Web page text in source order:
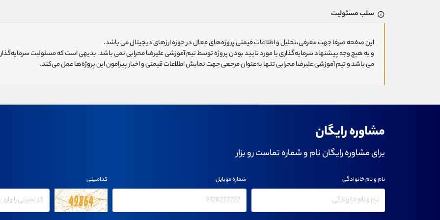
سلب مسئولیت
این صفحه صرفا جهت معرفی،تحلیل و اطلاعات قیمتی پروژه‌های فعال در حوزه ارزهای دیجیتال می باشد.
و به هیچ وجه پیشنهاد سرمایه‌گذاری یا مورد تایید بودن پروژه توسط تیم آموزشی علیرضا محرابی نمی باشد. بدیهی است که مسئولیت
می باشد و تیم آموزشی علیرضا محرابی تنها به‌عنوان مرجعی جهت نمایش اطلاعات قیمتی و اخبار پیرامون این پروژه‌‌ها عمل می‌کند.
مشاوره رایگان
برای مشاوره رایگان نام و شماره تماست رو بزار
نام و نام خانوادگی شماره موبایل کدامنیتی